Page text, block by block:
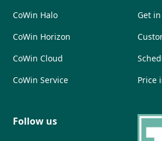
CoWin Halo
CoWin Horizon
CoWin Cloud
CoWin Service
Get
Price
Follow us